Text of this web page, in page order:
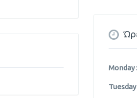
Monday :
Tuesday